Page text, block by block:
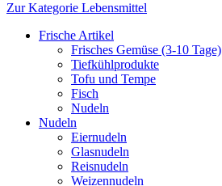
Zur Kategorie Lebensmittel
Frische Artikel
Frisches Gemüse (3-10 Tage)
Tiefkühlprodukte
Tofu und Tempe
Fisch
Nudeln
Nudeln
Eiernudeln
Glasnudeln
Reisnudeln
Weizennudeln